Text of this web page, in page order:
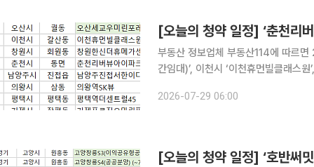
[오늘의 청약 일정] ‘춘천리
부동산 정보업체 부동산114에 따르
간임대)’, 이천시 ‘이천휴먼빌클래스
의왕시 ‘의왕역SK뷰’, 평택시 ‘평택역
2026-07-29 06:00
[오늘의 청약 일정] ‘호반써